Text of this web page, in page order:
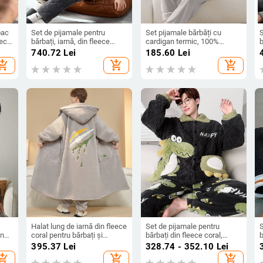
Set de pijamale pentru
bărbați, iarnă, din fleece
coral, cu jachetă căptușită în
trei straturi și pantaloni,
călduros, mărime plus
740.72 Lei
add_shopping_cart
Set pijamale bărbăți cu
cardigan termic, 100%
poliester, mâneci lungi,
toamnă-iarnă, relaxare
acasă
185.60 Lei
add_shopping_cart
Halat lung de iarnă din fleece
coral pentru bărbați și
pijamale din flanel
395.37 Lei
add_shopping_cart
Set de pijamale pentru
bărbați din fleece coral,
pentru iarnă, cardigan
căptușit gros și pantaloni,
328.74 - 352.10 Lei
add_shopping_cart